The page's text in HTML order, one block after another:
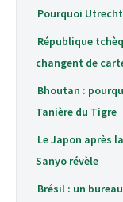
Pourquoi
République
changent de
Bhoutan :
Tanière du Tigre
Le Japon après
Sanyo révèle
Brésil : un